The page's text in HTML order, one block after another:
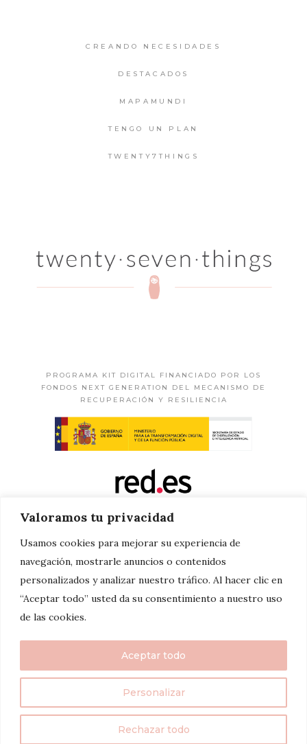
Valoramos tu privacidad
Usamos cookies para mejorar su experiencia de
navegación, mostrarle anuncios o contenidos
personalizados y analizar nuestro tráfico. Al hacer clic en
“Aceptar todo” usted da su consentimiento a nuestro uso
de las cookies.
Personalizar
Rechazar todo
Aceptar todo
CREANDO NECESIDADES
DESTACADOS
MAPAMUNDI
TENGO UN PLAN
TWENTY7THINGS
PROGRAMA KIT DIGITAL FINANCIADO POR LOS
FONDOS NEXT GENERATION DEL MECANISMO DE
RECUPERACIÓN Y RESILIENCIA